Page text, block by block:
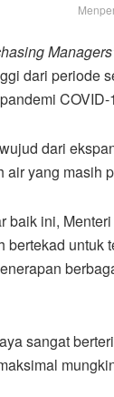
dari periode
COVID-
dari
air yang masih
baik ini,
bertekad untuk
sangat